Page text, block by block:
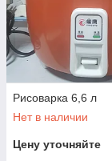
Рисоварка 6,6 л
Нет в наличии
Цену уточняйте